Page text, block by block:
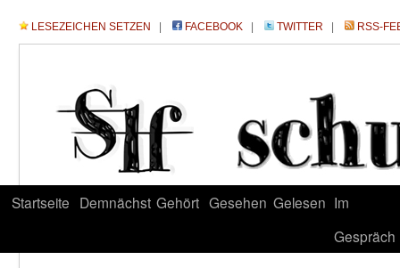
LESEZEICHEN SETZEN FACEBOOK TWITTER RSS-
Startseite Demnächst Gehört Gesehen Gelesen Im
Gespräch